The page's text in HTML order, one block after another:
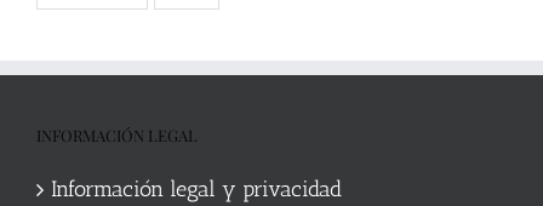
INFORMACIÓN LEGAL
Información legal y privacidad